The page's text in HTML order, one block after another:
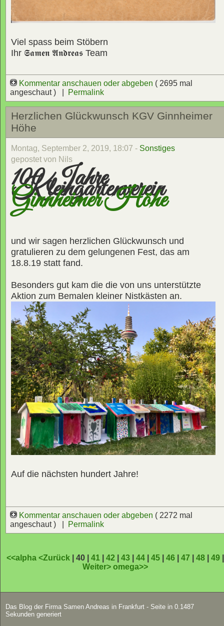
Viel spass beim Stöbern
Ihr 𝕾𝖆𝖒𝖊𝖓 𝕬𝖓𝖉𝖗𝖊𝖆𝖘 Team
Kommentar anschauen oder abgeben ( 2695 mal
angeschaut ) |
Permalink
Herzlichen Glückwunsch KGV Ginnheimer
Höhe
Montag, September 2, 2019, 18:07 - Sonstiges
gepostet von Nils
100 Jahre
Kleingartenverein
Ginnheimer Höhe
und wir sagen herzlichen Glückwunsch und
gratulieren zu dem gelungenen Fest, das am
18.8.19 statt fand.
Besonders gut kam die die von uns unterstützte
Aktion zum Bemalen kleiner Nistkästen an.
Auf die nächsten hundert Jahre!
Kommentar anschauen oder abgeben ( 2272 mal
angeschaut ) |
Permalink
<<alpha<Zurück | 40 |41 |42 |43 |44 |45 |46 |47 |48 |49
Weiter>omega>>
Das Blog der Firma Samen Andreas in Frankfurt - Seite in 0.1487
Sekunden generiert